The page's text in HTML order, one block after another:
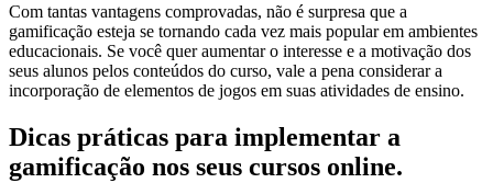
Com tantas vantagens comprovadas, não é surpresa que a
gamificação esteja se tornando cada vez mais popular em ambientes
educacionais. Se você quer aumentar o interesse e a motivação dos
seus alunos pelos conteúdos do curso, vale a pena considerar a
incorporação de elementos de jogos em suas atividades de ensino.
Dicas práticas para implementar a
gamificação nos seus cursos online.